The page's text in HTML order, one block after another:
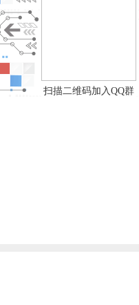
扫描二维码加入QQ群